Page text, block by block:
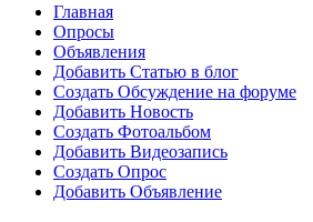
Главная
Опросы
Объявления
Добавить Статью в блог
Создать Обсуждение на форуме
Добавить Новость
Создать Фотоальбом
Добавить Видеозапись
Создать Опрос
Добавить Объявление